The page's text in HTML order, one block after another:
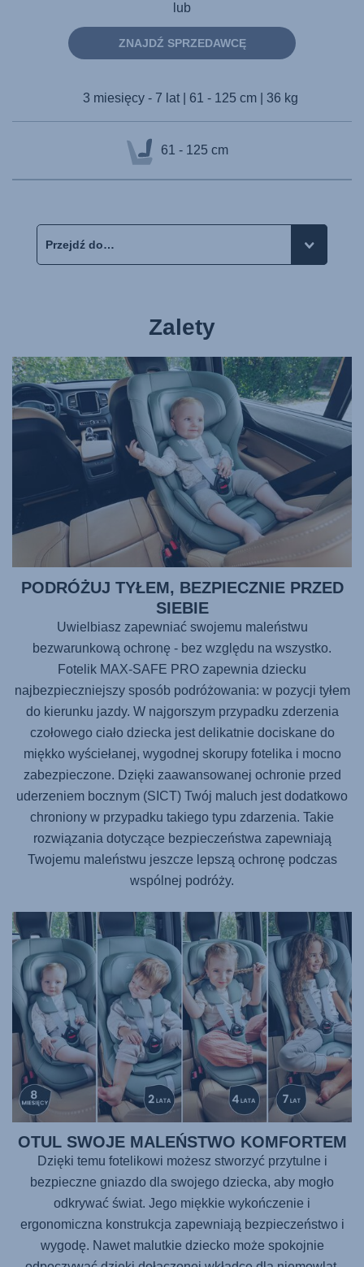
lub
ZNAJDŹ SPRZEDAWCĘ
3 miesięcy - 7 lat | 61 - 125 cm | 36 kg
61 - 125 cm
Zalety
PODRÓŻUJ TYŁEM, BEZPIECZNIE PRZED
SIEBIE
Uwielbiasz zapewniać swojemu maleństwu
bezwarunkową ochronę - bez względu na wszystko.
Fotelik MAX-SAFE PRO zapewnia dziecku
najbezpieczniejszy sposób podróżowania: w pozycji tyłem
do kierunku jazdy. W najgorszym przypadku zderzenia
czołowego ciało dziecka jest delikatnie dociskane do
miękko wyściełanej, wygodnej skorupy fotelika i mocno
zabezpieczone. Dzięki zaawansowanej ochronie przed
uderzeniem bocznym (SICT) Twój maluch jest dodatkowo
chroniony w przypadku takiego typu zdarzenia. Takie
rozwiązania dotyczące bezpieczeństwa zapewniają
Twojemu maleństwu jeszcze lepszą ochronę podczas
wspólnej podróży.
OTUL SWOJE MALEŃSTWO KOMFORTEM
Dzięki temu fotelikowi możesz stworzyć przytulne i
bezpieczne gniazdo dla swojego dziecka, aby mogło
odkrywać świat. Jego miękkie wykończenie i
ergonomiczna konstrukcja zapewniają bezpieczeństwo i
wygodę. Nawet malutkie dziecko może spokojnie